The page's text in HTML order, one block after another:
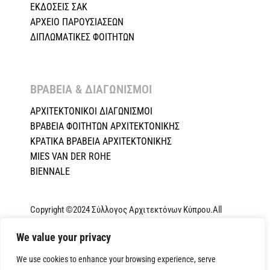
We value your privacy
We use cookies to enhance your browsing experience, serve
ΕΚΔΟΣΕΙΣ ΣΑΚ
ΑΡΧΕΙΟ ΠΑΡΟΥΣΙΑΣΕΩΝ
ΔΙΠΛΩΜΑΤΙΚΕΣ ΦΟΙΤΗΤΩΝ
ΒΡΑΒΕΙΑ & ΔΙΑΓΩΝΙΣΜΟΙ ​
ΑΡΧΙΤΕΚΤΟΝΙΚΟΙ ΔΙΑΓΩΝΙΣΜΟΙ
ΒΡΑΒΕΙΑ ΦΟΙΤΗΤΩΝ ΑΡΧΙΤΕΚΤΟΝΙΚΗΣ
ΚΡΑΤΙΚΑ ΒΡΑΒΕΙΑ ΑΡΧΙΤΕΚΤΟΝΙΚΗΣ
MIES VAN DER ROHE
BIENNALE
Copyright ©2024 Σύλλογος Αρχιτεκτόνων Κύπρου.All
Privacy Policy